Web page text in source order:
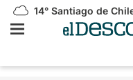
14° Santiago de